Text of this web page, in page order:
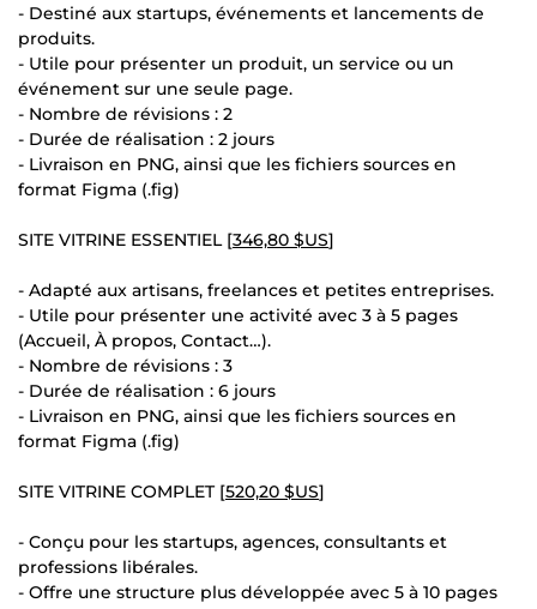
- Destiné aux startups, événements et lancements de
produits.
- Utile pour présenter un produit, un service ou un
événement sur une seule page.
- Nombre de révisions : 2
- Durée de réalisation : 2 jours
- Livraison en PNG, ainsi que les fichiers sources en
format Figma (.fig)
SITE VITRINE ESSENTIEL [346,80 $US]
- Adapté aux artisans, freelances et petites entreprises.
- Utile pour présenter une activité avec 3 à 5 pages
(Accueil, À propos, Contact…).
- Nombre de révisions : 3
- Durée de réalisation : 6 jours
- Livraison en PNG, ainsi que les fichiers sources en
format Figma (.fig)
SITE VITRINE COMPLET [520,20 $US]
- Conçu pour les startups, agences, consultants et
professions libérales.
- Offre une structure plus développée avec 5 à 10 pages